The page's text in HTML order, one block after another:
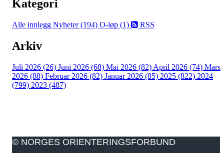
Kategori
Alle innlegg Nyheter (194) O-løp (1) RSS
Arkiv
Juli 2026 (26) Juni 2026 (68) Mai 2026 (82) April 2026 (74) Mars
2026 (88) Februar 2026 (82) Januar 2026 (85) 2025 (822) 2024
(799) 2023 (487)
© NORGES ORIENTERINGSFORBUND